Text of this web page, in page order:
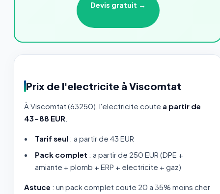
Devis gratuit →
Prix de l'electricite à Viscomtat
À Viscomtat (63250), l'electricite coute a partir de
43-88 EUR
Tarif seul : a partir de 43 EUR
Pack complet : a partir de 250 EUR (DPE +
amiante + plomb + ERP + electricite + gaz)
Astuce : un pack complet coute 20 a 35% moins cher